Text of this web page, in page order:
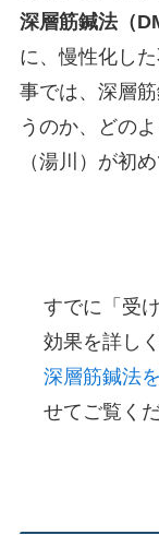
深層筋鍼法（
に、慢性化し
事では、深層
うのか、どの
（湯川）が初
すでに「受
効果を詳し
深層筋鍼法
せてご覧くだ